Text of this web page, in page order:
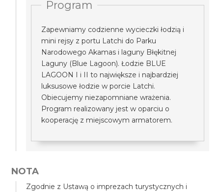
Program
Zapewniamy codzienne wycieczki łodzią i
mini rejsy z portu Latchi do Parku
Narodowego Akamas i laguny Błękitnej
Laguny (Blue Lagoon). Łodzie BLUE
LAGOON I i II to największe i najbardziej
luksusowe łodzie w porcie Latchi.
Obiecujemy niezapomniane wrażenia.
Program realizowany jest w oparciu o
kooperację z miejscowym armatorem.
NOTA
Zgodnie z Ustawą o imprezach turystycznych i